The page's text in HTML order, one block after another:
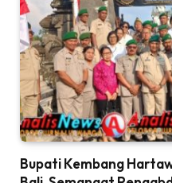
Bupati Kembang